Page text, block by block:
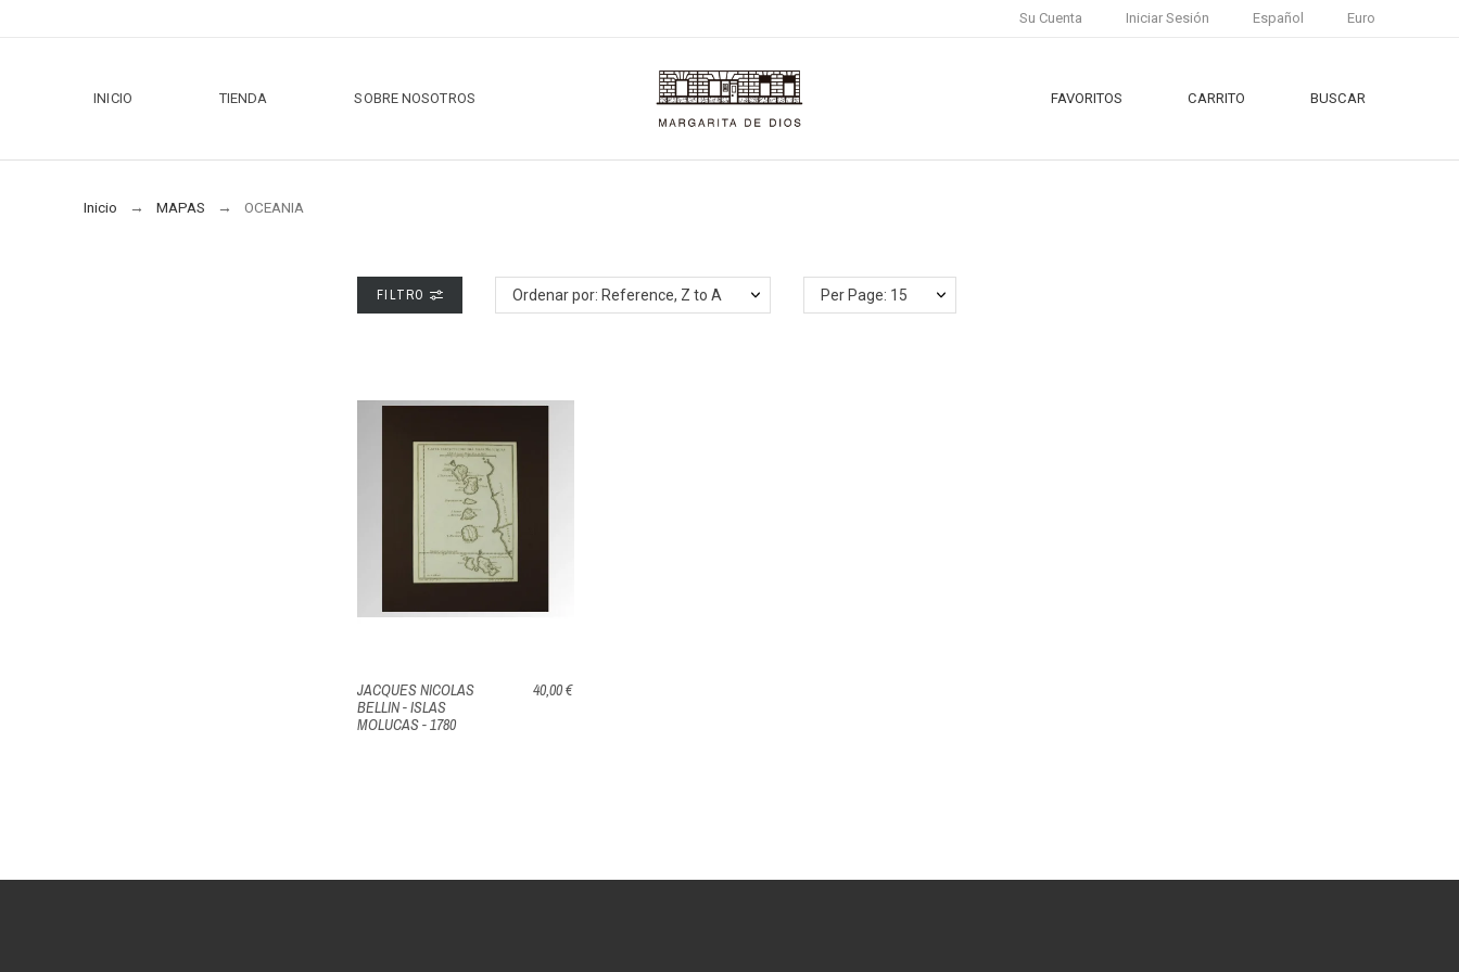
Iniciar Sesión
Su Cuenta Español Euro
INICIO TIENDA SOBRE NOSOTROS FAVORITOS CARRITO BUSCAR
Inicio MAPAS OCEANIA
FILTRO Ordenar por: Reference, Z to A Per Page: 15
JACQUES NICOLAS
BELLIN - ISLAS
MOLUCAS - 1780
40,00 €